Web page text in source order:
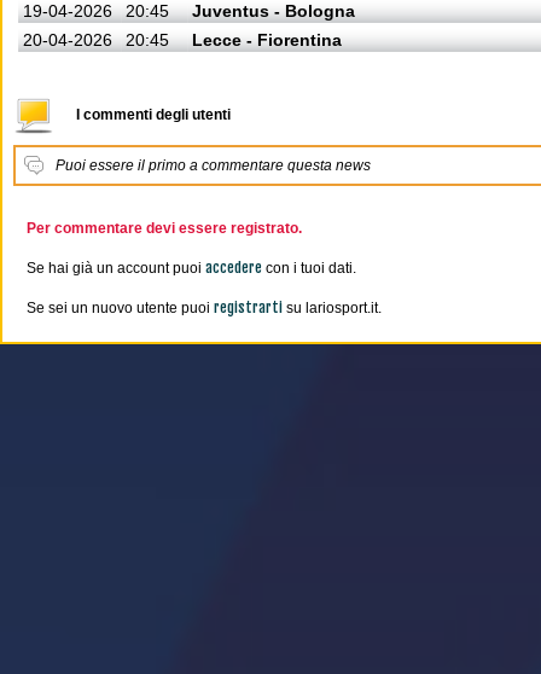
19-04-2026
20:45
Juventus - Bologna
20-04-2026
20:45 Lecce - Fiorentina
I commenti degli utenti
Puoi essere il primo a commentare questa news
Per commentare devi essere registrato.
Se hai già un account puoi accedere con i tuoi dati.
Se sei un nuovo utente puoi registrarti su lariosport.it.